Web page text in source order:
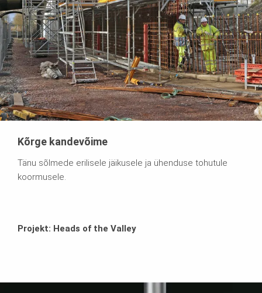
Kõrge kandevõime
Tänu sõlmede erilisele jäikusele ja ühenduse tohutule
koormusele.
Projekt: Heads of the Valley